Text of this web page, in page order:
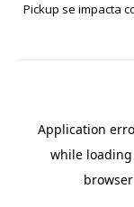
Pickup se impacta